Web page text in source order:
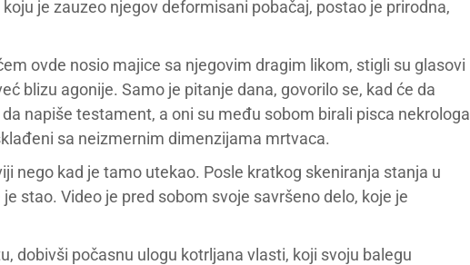
je zauzeo njegov deformisani pobačaj, postao je prirodna,
ovde nosio majice sa njegovim dragim likom, stigli su glasovi
blizu agonije. Samo je pitanje dana, govorilo se, kad će da
napiše testament, a oni su među sobom birali pisca nekrologa
sa neizmernim dimenzijama mrtvaca.
nego kad je tamo utekao. Posle kratkog skeniranja stanja u
stao. Video je pred sobom svoje savršeno delo, koje je
dobivši počasnu ulogu kotrljana vlasti, koji svoju balegu